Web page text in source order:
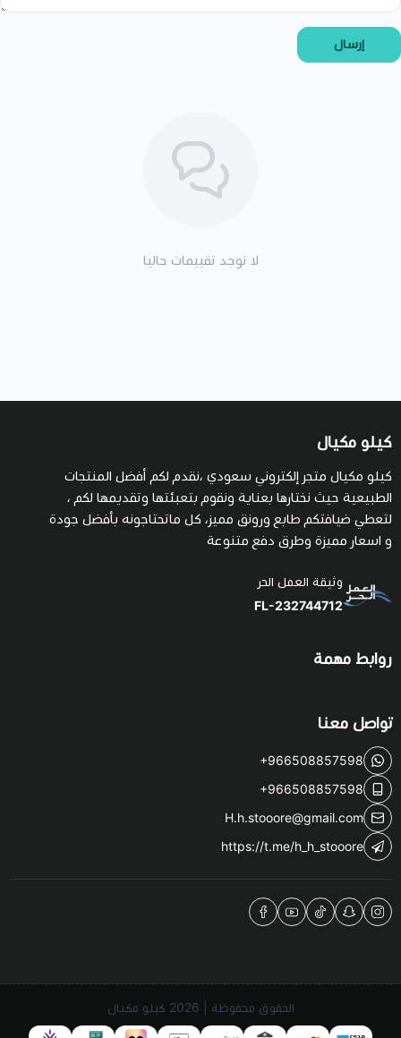
إرسال
لا توجد تقييمات حاليا
كيلو مكيال
كيلو مكيال متجر إلكتروني سعودي ،نقدم لكم أفضل المنتجات
الطبيعية حيث نختارها بعناية ونقوم بتعبئتها وتقديمها لكم ،
لتعطي ضيافتكم طابع ورونق مميز، كل ماتحتاجونه بأفضل جودة
و اسعار مميزة وطرق دفع متنوعة
وثيقة العمل الحر
FL-232744712
روابط مهمة
تواصل معنا
+966508857598
+966508857598
H.h.stooore@gmail.com
https://t.me/h_h_stooore
الحقوق محفوظة | 2026 كيلو مكيال